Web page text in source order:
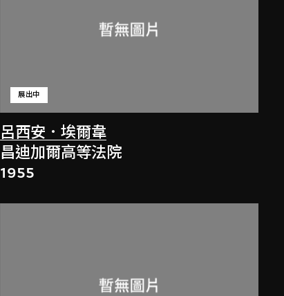
呂西安．埃爾韋
展出中
昌迪加爾高等法院
1955